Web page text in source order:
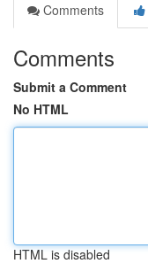
Comments
Comments
Submit a Comment
No HTML
HTML is disabled